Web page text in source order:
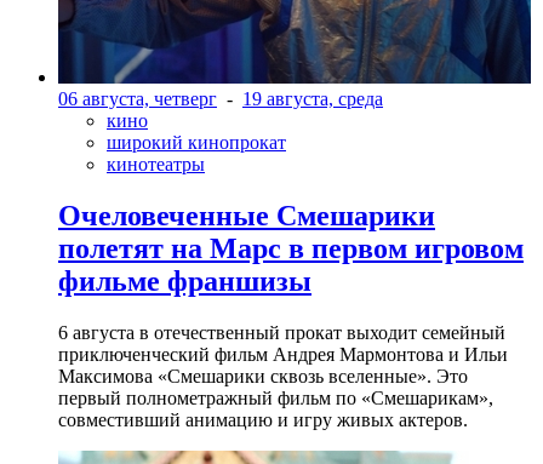
06 августа, четверг - 19 августа, среда
кино
широкий кинопрокат
кинотеатры
Очеловеченные Смешарики
полетят на Марс в первом игровом
фильме франшизы
6 августа в отечественный прокат выходит семейный
приключенческий фильм Андрея Мармонтова и Ильи
Максимова «Смешарики сквозь вселенные». Это
первый полнометражный фильм по «Смешарикам»,
совместивший анимацию и игру живых актеров.